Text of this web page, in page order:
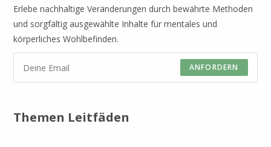
Zum
Schlafen
Dir
Deine
Nachtruhe
Zurückgibt
Erlebe nachhaltige Veränderungen durch bewährte Methoden
und sorgfältig ausgewählte Inhalte für mentales und
körperliches Wohlbefinden.
ANFORDERN
Themen Leitfäden